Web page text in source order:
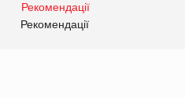
Рекомендації